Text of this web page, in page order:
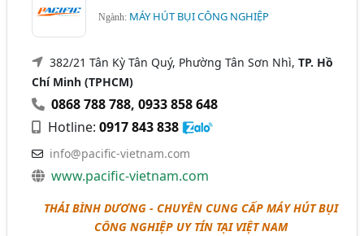
Ngành: MÁY HÚT BỤI CÔNG NGHIỆP
382/21 Tân Kỳ Tân Quý, Phường Tân Sơn Nhì,TP. Hồ
Chí Minh (TPHCM)
0868 788 788,0933 858 648
Hotline:0917 843 838
info@pacific-vietnam.com
www.pacific-vietnam.com
THÁI BÌNH DƯƠNG - CHUYÊN CUNG CẤP MÁY HÚT BỤI
CÔNG NGHIỆP UY TÍN TẠI VIỆT NAM